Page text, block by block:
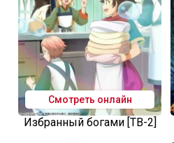
Смотреть онлайн
Избранный богами [ТВ-2]